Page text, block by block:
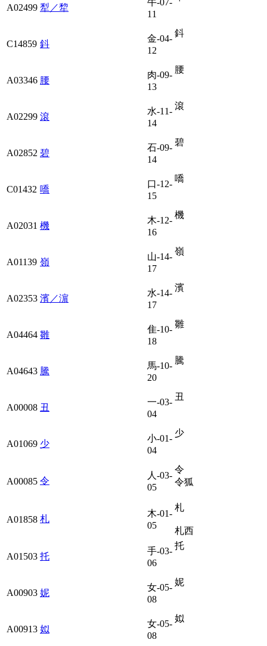
A02499 犁／犂
11
C14859 鈄
金-04-
12
鈄
A03346 腰
肉-09-
13
腰
A02299 滾
水-11-
14
滾
A02852 碧
石-09-
14
碧
C01432 嘺
口-12-
15
嘺
A02031 機
木-12-
16
機
A01139 嶺
山-14-
17
嶺
A02353 濱／濵
水-14-
17
濱
A04464 雛
隹-10-
18
雛
A04643 騰
馬-10-
20
騰
A00008 丑
一-03-
04
丑
A01069 少
小-01-
04
少
A00085 令
人-03-
05
令
令狐
A01858 札
木-01-
05
札
札西
A01503 托
手-03-
06
托
A00903 妮
女-05-
08
妮
A00913 姒
女-05-
08
姒